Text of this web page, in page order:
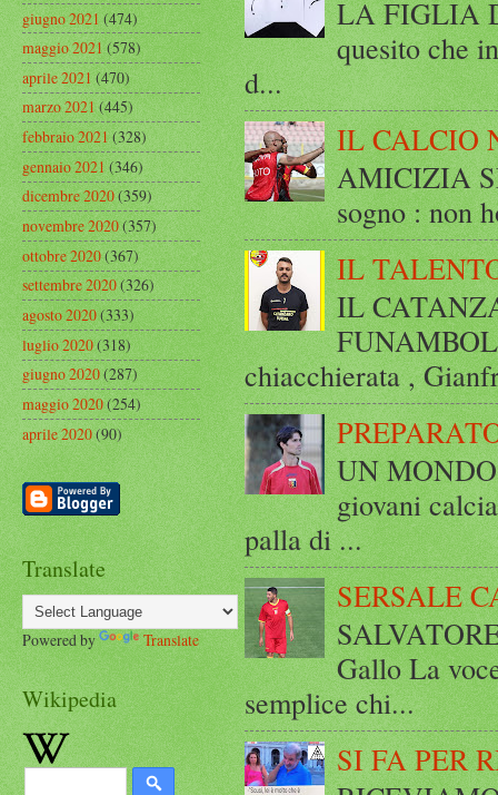
LA FIGLIA
quesito che
d...
IL CALCIO
AMICIZIA
sogno : non
IL
IL
chiacchierata ,
UN
giovani
palla di ...
SERSALE
Gallo La
semplice chi...
SI FA PER
giugno 2021(474)
maggio 2021(578)
aprile 2021(470)
marzo 2021(445)
febbraio 2021(328)
gennaio 2021(346)
dicembre 2020(359)
novembre 2020(357)
ottobre 2020(367)
settembre 2020(326)
agosto 2020(333)
luglio 2020(318)
giugno 2020(287)
maggio 2020(254)
aprile 2020(90)
Translate
Powered by Translate
Wikipedia